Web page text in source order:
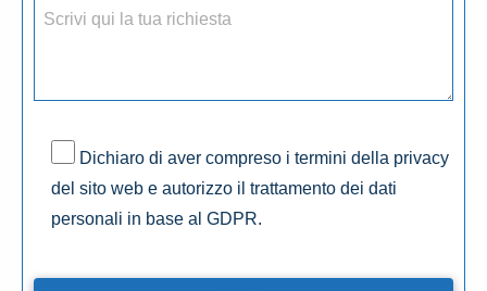
Dichiaro di aver compreso i termini della privacy
del sito web e autorizzo il trattamento dei dati
personali in base al GDPR.